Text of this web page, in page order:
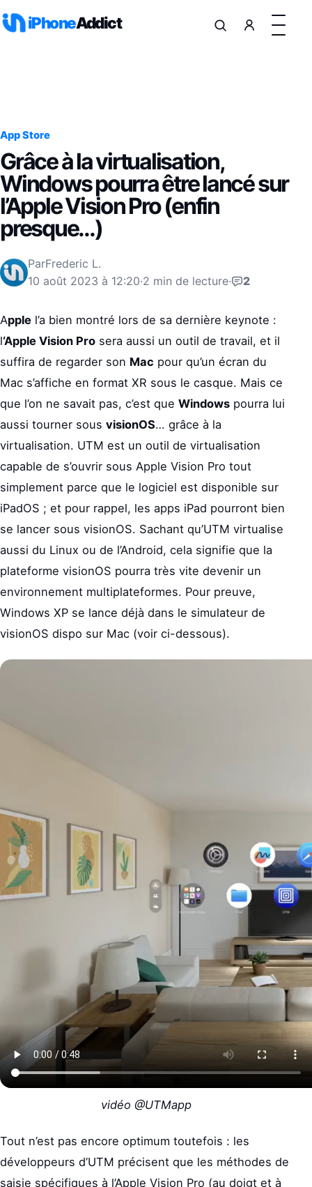
iPhoneAddict
App Store
Grâce à la virtualisation,
Windows pourra être lancé sur
l’Apple Vision Pro (enfin
presque…)
ParFrederic L.
10 août 2023 à 12:20·2 min de lecture· 2
Apple l’a bien montré lors de sa dernière keynote :
l‘Apple Vision Pro sera aussi un outil de travail, et il
suffira de regarder son Mac pour qu’un écran du
Mac s’affiche en format XR sous le casque. Mais ce
que l’on ne savait pas, c’est que Windows pourra lui
aussi tourner sous visionOS… grâce à la
virtualisation. UTM est un outil de virtualisation
capable de s’ouvrir sous Apple Vision Pro tout
simplement parce que le logiciel est disponible sur
iPadOS ; et pour rappel, les apps iPad pourront bien
se lancer sous visionOS. Sachant qu’UTM virtualise
aussi du Linux ou de l’Android, cela signifie que la
plateforme visionOS pourra très vite devenir un
environnement multiplateformes. Pour preuve,
Windows XP se lance déjà dans le simulateur de
visionOS dispo sur Mac (voir ci-dessous).
vidéo @UTMapp
Tout n’est pas encore optimum toutefois : les
développeurs d’UTM précisent que les méthodes de
saisie spécifiques à l’Apple Vision Pro (au doigt et à